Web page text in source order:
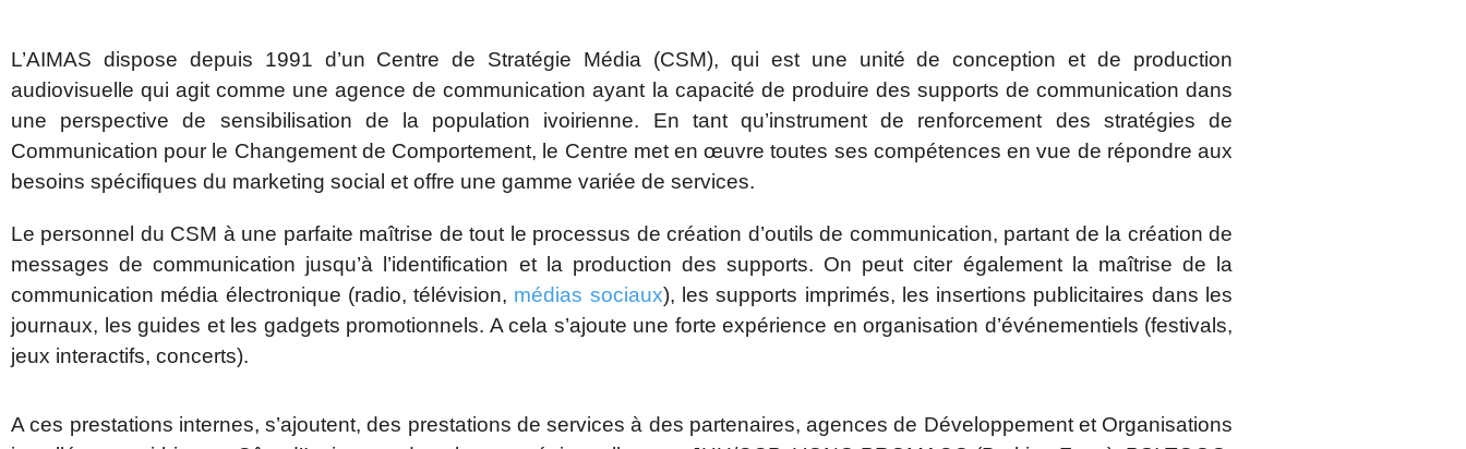
L’AIMAS dispose depuis 1991 d’un Centre de Stratégie Média (CSM), qui est une unité de conception et de production
audiovisuelle qui agit comme une agence de communication ayant la capacité de produire des supports de communication dans
une perspective de sensibilisation de la population ivoirienne. En tant qu’instrument de renforcement des stratégies de
Communication pour le Changement de Comportement, le Centre met en œuvre toutes ses compétences en vue de répondre aux
besoins spécifiques du marketing social et offre une gamme variée de services.
Le personnel du CSM à une parfaite maîtrise de tout le processus de création d’outils de communication, partant de la création de
messages de communication jusqu’à l’identification et la production des supports. On peut citer également la maîtrise de la
communication média électronique (radio, télévision, médias sociaux), les supports imprimés, les insertions publicitaires dans les
journaux, les guides et les gadgets promotionnels. A cela s’ajoute une forte expérience en organisation d’événementiels (festivals,
jeux interactifs, concerts).
A ces prestations internes, s’ajoutent, des prestations de services à des partenaires, agences de Développement et Organisations